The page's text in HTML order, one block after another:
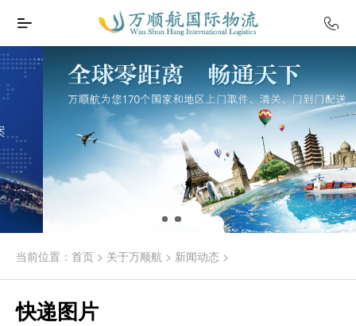
当前位置： 首页> 关于万顺航 > 新闻动态>
快递图片